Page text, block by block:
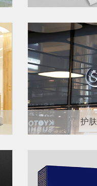
护